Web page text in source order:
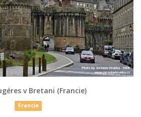
v Bretani (Francie)
Francie